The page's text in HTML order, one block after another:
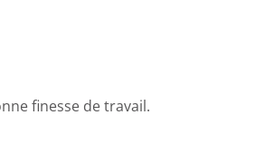
finesse de travail.